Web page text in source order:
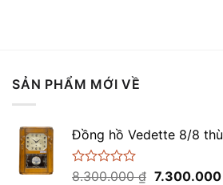
SẢN PHẨM MỚI VỀ
Đồng hồ Vedette 8/8
Được
8.300.000₫ Giá
7.300.000